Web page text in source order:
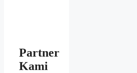
Partner
Kami